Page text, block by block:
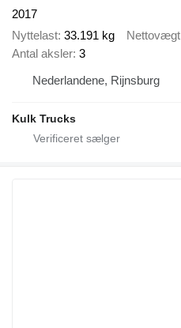
2017
Nyttelast 33.191 kg Nettovægt
Antal aksler 3
Nederlandene, Rijnsburg
Kulk Trucks